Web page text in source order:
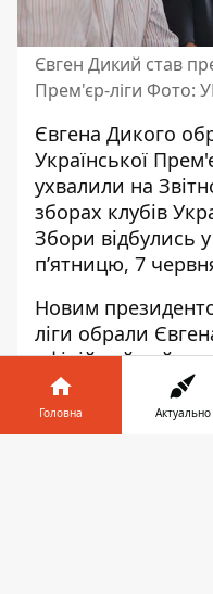
Євген Дикий став
Прем'єр-ліги Фото:
Євгена Дикого
Української
ухвалили на
зборах клубів
Збори відбулись
п’ятницю, 7
Новим
ліги обрали
офіційний сайт
обіймав посаду
УПЛ. У
повноправного
Головна Актуально